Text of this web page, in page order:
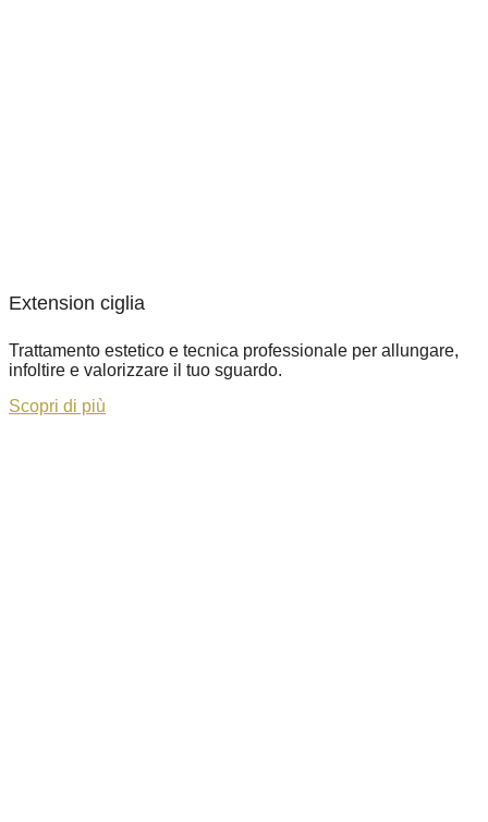
Extension ciglia
Trattamento estetico e tecnica professionale per allungare,
infoltire e valorizzare il tuo sguardo.
Scopri di più